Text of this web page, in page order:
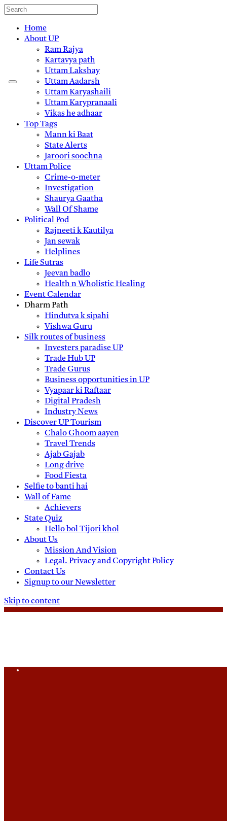
Home
About UP
Ram Rajya
Kartavya path
Uttam Lakshay
Uttam Aadarsh
Uttam Karyashaili
Uttam Karypranaali
Vikas he adhaar
Top Tags
Mann ki Baat
State Alerts
Jaroori soochna
Uttam Police
Crime-o-meter
Investigation
Shaurya Gaatha
Wall Of Shame
Political Pod
Rajneeti k Kautilya
Jan sewak
Helplines
Life Sutras
Jeevan badlo
Health n Wholistic Healing
Event Calendar
Dharm Path
Hindutva k sipahi
Vishwa Guru
Silk routes of business
Investers paradise UP
Trade Hub UP
Trade Gurus
Business opportunities in UP
Vyapaar ki Raftaar
Digital Pradesh
Industry News
Discover UP Tourism
Chalo Ghoom aayen
Travel Trends
Ajab Gajab
Long drive
Food Fiesta
Selfie to banti hai
Wall of Fame
Achievers
State Quiz
Hello bol Tijori khol
About Us
Mission And Vision
Legal. Privacy and Copyright Policy
Contact Us
Signup to our Newsletter
Skip to content